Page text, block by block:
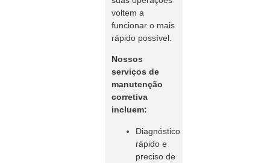
voltem a
funcionar o mais
rápido possível.
Nossos
serviços de
manutenção
corretiva
incluem:
Diagnóstico
rápido e
preciso de